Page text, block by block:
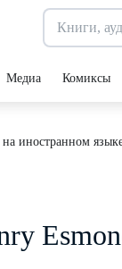
Медиа Комиксы
иностранном